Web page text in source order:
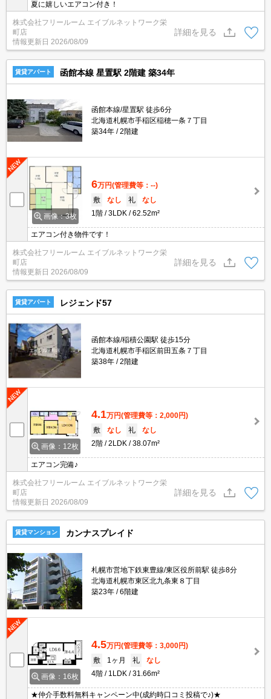
夏に嬉しいエアコン付き！
株式会社フリールーム エイブルネットワーク栄
町店
情報更新日 2026/08/09
詳細を見る
賃貸アパート 函館本線 星置駅 2階建 築34年
函館本線/星置駅 徒歩6分
北海道札幌市手稲区稲穂一条７丁目
築34年
2階建
画像：3枚
6万円(管理費等：--)
敷
なし 礼
なし
1階
3LDK 62.52m²
エアコン付き物件です！
株式会社フリールーム エイブルネットワーク栄
町店
情報更新日 2026/08/09
詳細を見る
賃貸アパート レジェンド57
函館本線/稲積公園駅 徒歩15分
北海道札幌市手稲区前田五条７丁目
築38年
2階建
画像：12枚
4.1万円(管理費等：2,000円)
敷
なし 礼
なし
2階
2LDK 38.07m²
エアコン完備♪
株式会社フリールーム エイブルネットワーク栄
町店
情報更新日 2026/08/09
詳細を見る
賃貸マンション カンナスプレイド
札幌市営地下鉄東豊線/東区役所前駅 徒歩8分
北海道札幌市東区北九条東８丁目
築23年
6階建
画像：16枚
4.5万円(管理費等：3,000円)
敷
1ヶ月 礼
なし
4階
1LDK 31.66m²
★仲介手数料無料キャンペーン中(成約時口コミ投稿で♪)★